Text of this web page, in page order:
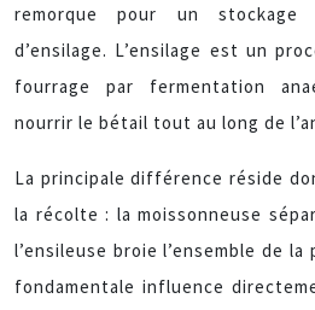
remorque pour un
d’ensilage. L’ensilage est un
fourrage par fermentation
nourrir le bétail tout au long de
La principale différence réside
la récolte : la moissonneuse
l’ensileuse broie l’ensemble de
fondamentale influence